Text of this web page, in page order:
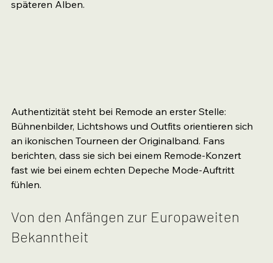
späteren Alben.
Authentizität steht bei Remode an erster Stelle:
Bühnenbilder, Lichtshows und Outfits orientieren sich
an ikonischen Tourneen der Originalband. Fans
berichten, dass sie sich bei einem Remode-Konzert
fast wie bei einem echten Depeche Mode-Auftritt
fühlen.
Von den Anfängen zur Europaweiten
Bekanntheit